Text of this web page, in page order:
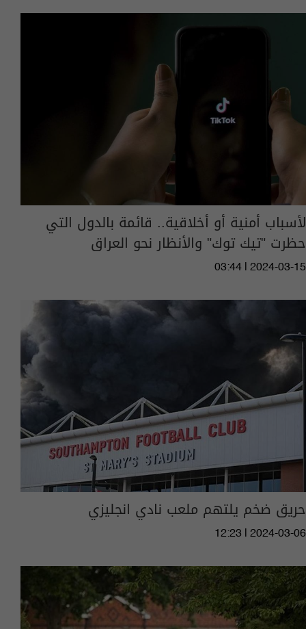
لأسباب أمنية أو أخلاقية.. قائمة بالدول التي
حظرت "تيك توك" والأنظار نحو العراق
03:44 | 2024-03-15
حريق ضخم يلتهم ملعب نادي انجليزي
12:23 | 2024-03-06